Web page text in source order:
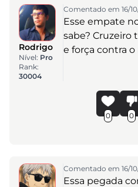
Rodrigo
Nível: Pro
Rank:
30004
Comentado em 16/
Esse empate
sabe? Cruzeiro
e força contra o
0 0
Comentado em 16/
Essa pegada